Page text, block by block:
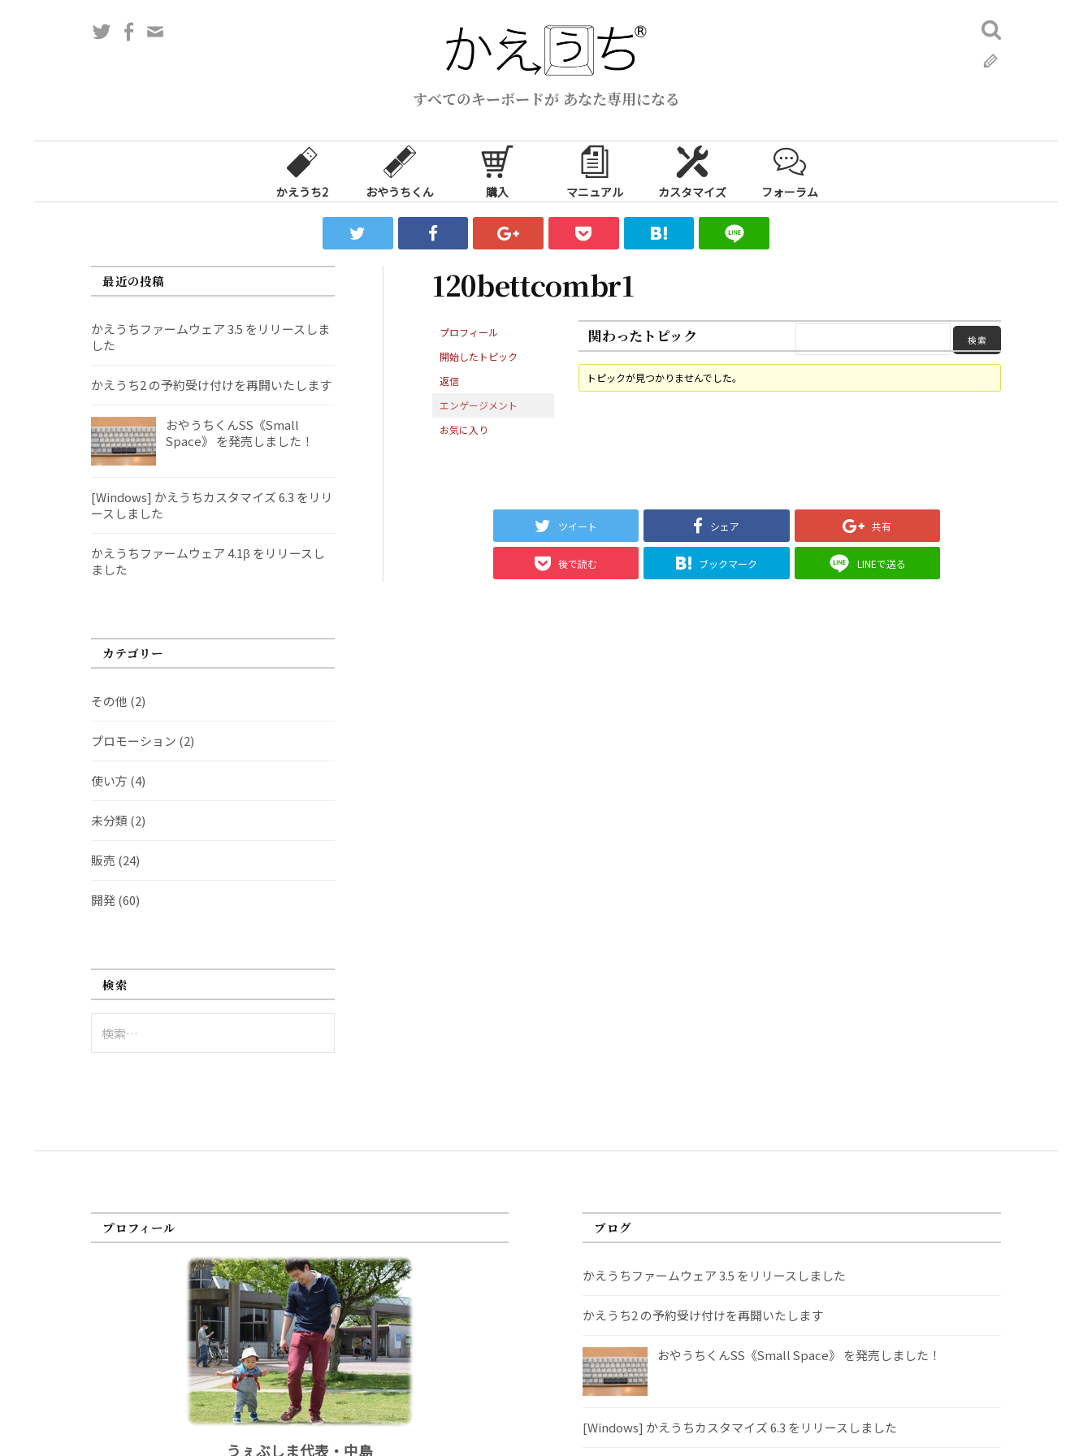
ス
すべてのキーボードが あなた専用になる
TwitterFacebook
検
索:
かえうち2 おやうちくん 購入 マニュアル カスタマイズ フォーラム
120bettcombr1
プロフィール
開始したトピック
返信
エンゲージメント
お気に入り
関わったトピック
トピックが見つかりませんでした。
ツイート シェア 共有
後で読む ブックマーク LINEで送る
最近の投稿
かえうちファームウェア 3.5 をリリースしま
した
かえうち2 の予約受け付けを再開いたします
おやうちくんSS《Small
Space》 を発売しました！
[Windows] かえうちカスタマイズ 6.3 をリリ
ースしました
かえうちファームウェア 4.1β をリリースし
ました
カテゴリー
その他 (2)
プロモーション (2)
使い方 (4)
未分類 (2)
販売 (24)
開発(60)
検索
索:
プロフィール
うぇぶしま代表・中島
ブログ
かえうちファームウェア 3.5 をリリースしました
かえうち2 の予約受け付けを再開いたします
おやうちくんSS《Small Space》 を発売しました！
[Windows] かえうちカスタマイズ 6.3 をリリースしました